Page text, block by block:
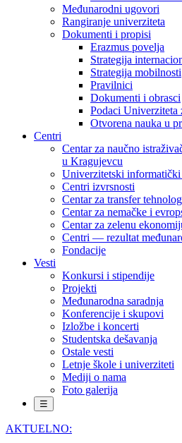
Međunarodni ugovori
Rangiranje univerziteta
Dokumenti i propisi
Erazmus povelja
Strategija
Strategija mobilnosti
Pravilnici
Dokumenti i obrasci
Podaci Univerziteta
Otvorena nauka u
Centri
Centar za naučno
u Kragujevcu
Univerzitetski
Centri izvrsnosti
Centar za transfer
Centar za nemačke i
Centar za zelenu
Centri — rezultat
Fondacije
Vesti
Konkursi i stipendije
Projekti
Međunarodna saradnja
Konferencije i skupovi
Izložbe i koncerti
Studentska dešavanja
Ostale vesti
Letnje škole i univerziteti
Mediji o nama
Foto galerija
☰
AKTUELNO: